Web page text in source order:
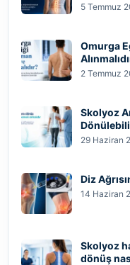
5 Temmuz
Omurga
2 Temmuz
Skolyoz
29 Haziran
Diz
14 Haziran
Skolyoz
dönüş